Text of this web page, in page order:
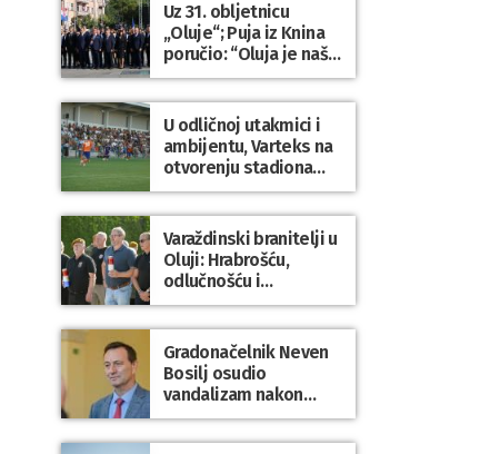
Uz 31. obljetnicu
„Oluje“; Puja iz Knina
poručio: “Oluja je naša
najveća pobjeda,
simbol slobode i
zajedništva!”
U odličnoj utakmici i
ambijentu, Varteks na
otvorenju stadiona
odigrao 1:1 s
Mariborom
Varaždinski branitelji u
Oluji: Hrabrošću,
odlučnošću i
zajedništvom do
slobodne Hrvatske!
Gradonačelnik Neven
Bosilj osudio
vandalizam nakon
utakmice NK Varaždin
– HNK Hajduk Split